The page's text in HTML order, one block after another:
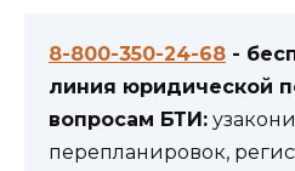
8-800-350-24-68 -
линия юридической
вопросам БТИ:
перепланировок,